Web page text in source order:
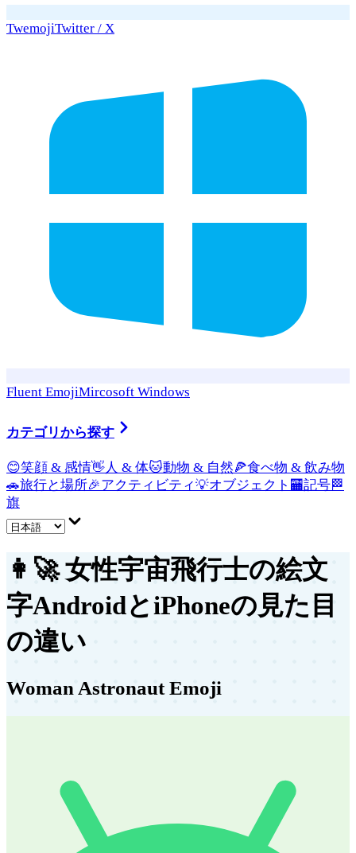
TwemojiTwitter / X
Fluent EmojiMircosoft Windows
カテゴリから探す
😊笑顔 & 感情👋 人 & 体🐱動物 & 自然🍕食べ物 & 飲み物
🚗旅行と場所🎉アクティビティ💡オブジェクト 🏧記号🏁
旗
👩‍🚀 女性宇宙飛行士の絵文
字AndroidとiPhoneの見た目
の違い
Woman Astronaut Emoji